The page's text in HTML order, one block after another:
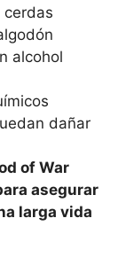
cerdas
alcohol
dañar
of War
asegurar
larga vida